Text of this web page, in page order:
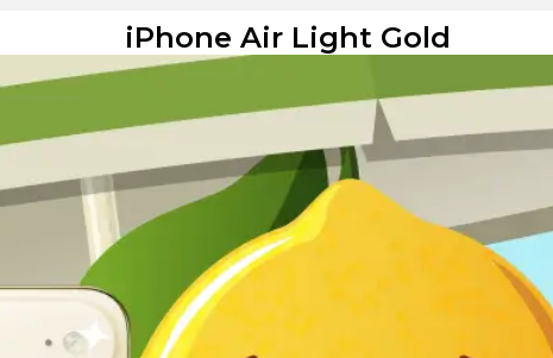
iPhone Air Light Gold